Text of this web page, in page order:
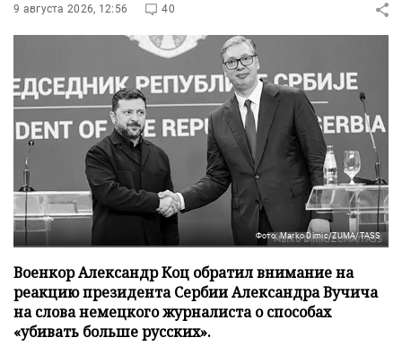
9 августа 2026, 12:56 40
Фото: Marko Dimic/ZUMA/TASS
Военкор Александр Коц обратил внимание на
реакцию президента Сербии Александра Вучича
на слова немецкого журналиста о способах
«убивать больше русских».